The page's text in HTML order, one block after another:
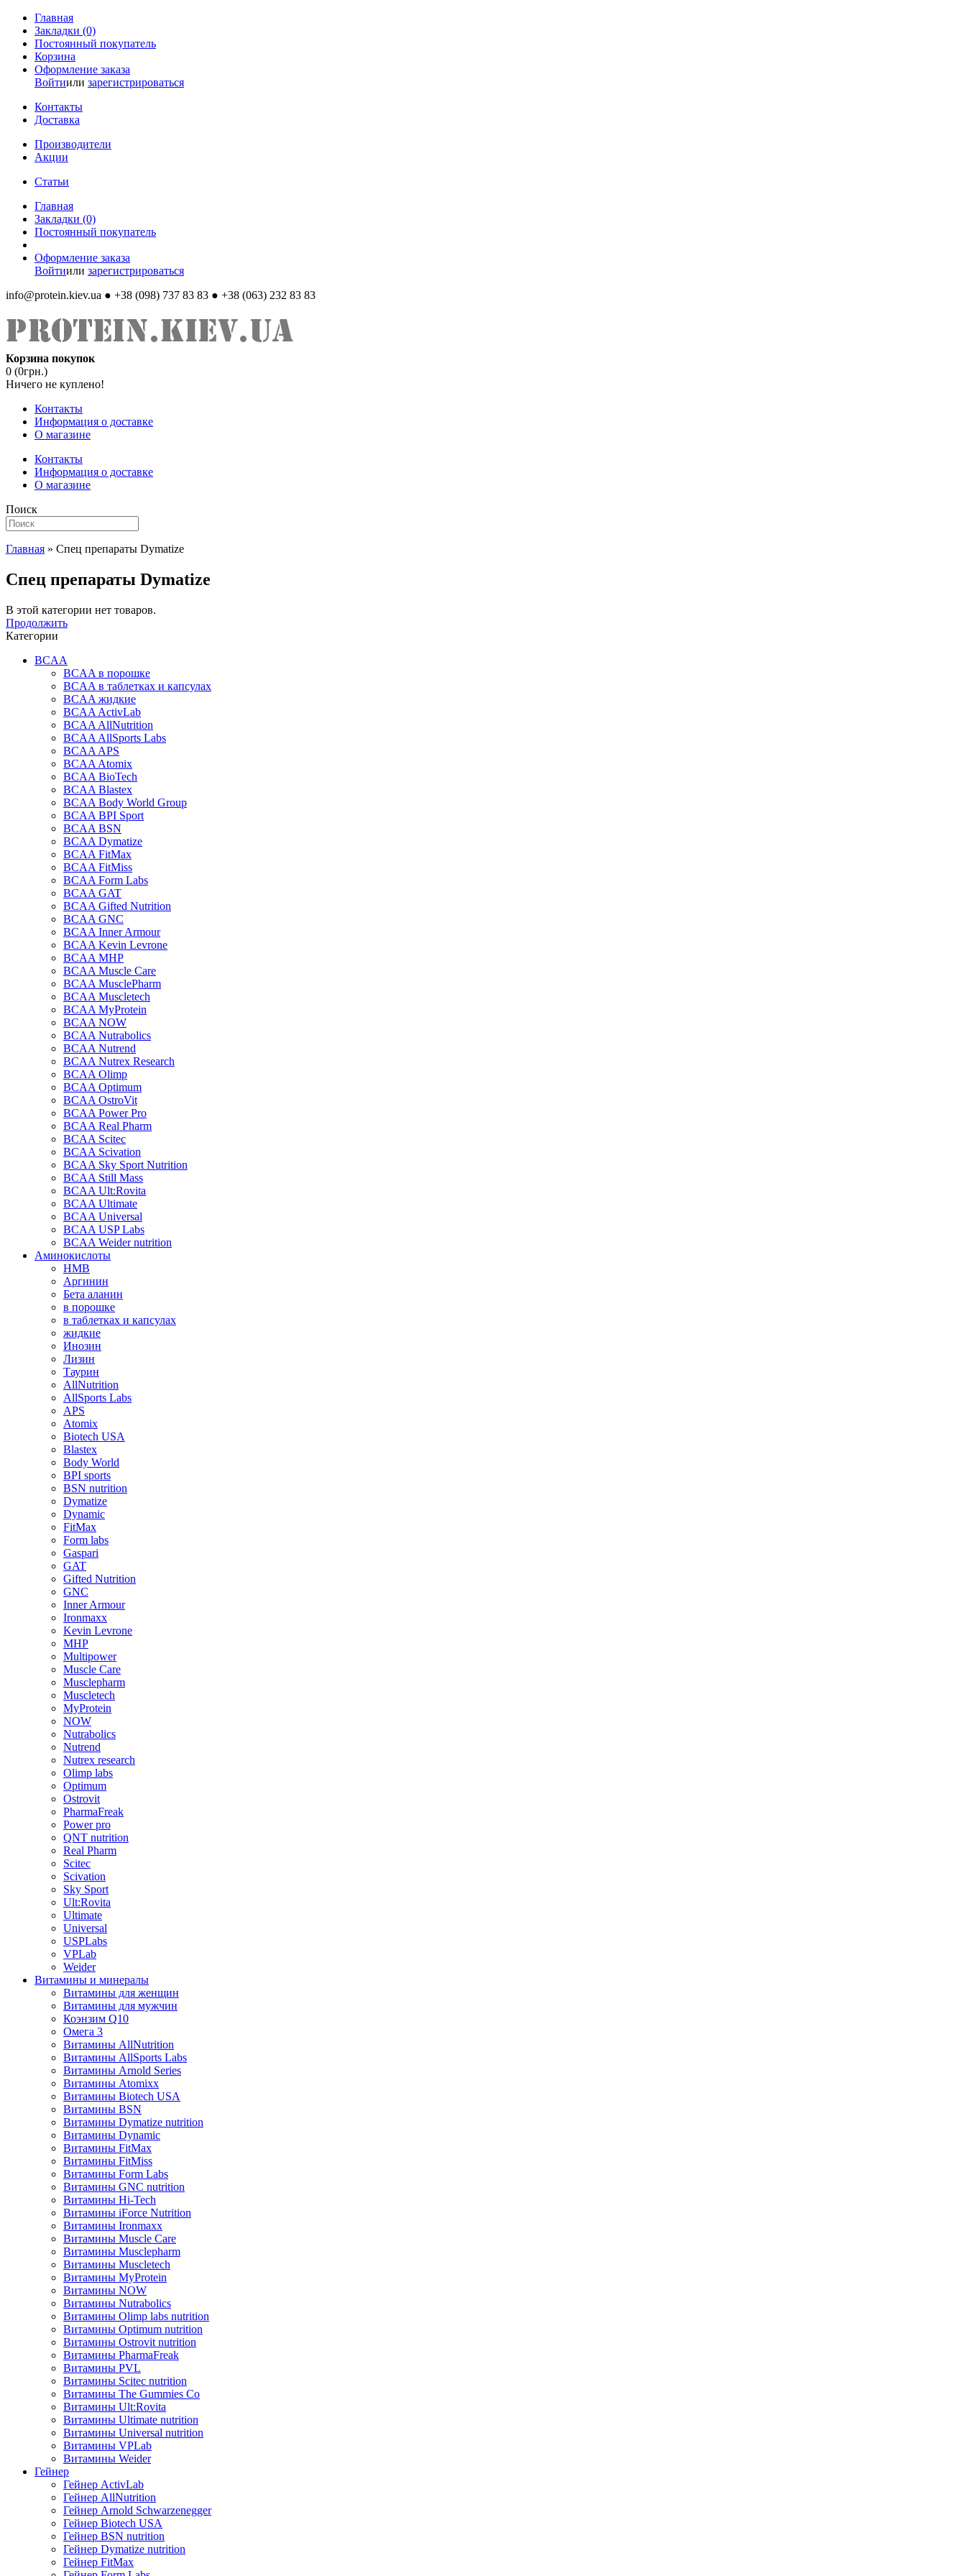
Главная
Закладки (0)
Постоянный покупатель
Корзина
Оформление заказа
Войтиили зарегистрироваться
Контакты
Доставка
Производители
Акции
Статьи
Главная
Закладки (0)
Постоянный покупатель
Оформление заказа
Войтиили зарегистрироваться
info@protein.kiev.ua ● +38 (098) 737 83 83 ● +38 (063) 232 83 83
Корзина покупок
0 (0грн.)
Ничего не куплено!
Контакты
Информация о доставке
О магазине
Контакты
Информация о доставке
О магазине
Поиск
Главная » Спец препараты Dymatize
Спец препараты Dymatize
В этой категории нет товаров.
Продолжить
Категории
BCAA
BCAA в порошке
BCAA в таблетках и капсулах
BCAA жидкие
BCAA ActivLab
BCAA AllNutrition
BCAA AllSports Labs
BCAA APS
BCAA Atomix
BCAA BioTech
BCAA Blastex
BCAA Body World Group
BCAA BPI Sport
BCAA BSN
BCAA Dymatize
BCAA FitMax
BCAA FitMiss
BCAA Form Labs
BCAA GAT
BCAA Gifted Nutrition
BCAA GNC
BCAA Inner Armour
BCAA Kevin Levrone
BCAA MHP
BCAA Muscle Care
BCAA MusclePharm
BCAA Muscletech
BCAA MyProtein
BCAA NOW
BCAA Nutrabolics
BCAA Nutrend
BCAA Nutrex Research
BCAA Olimp
BCAA Optimum
BCAA OstroVit
BCAA Power Pro
BCAA Real Pharm
BCAA Scitec
BCAA Scivation
BCAA Sky Sport Nutrition
BCAA Still Mass
BCAA Ult:Rovita
BCAA Ultimate
BCAA Universal
BCAA USP Labs
BCAA Weider nutrition
Аминокислоты
HMB
Аргинин
Бета аланин
в порошке
в таблетках и капсулах
жидкие
Инозин
Лизин
Таурин
AllNutrition
AllSports Labs
APS
Atomix
Biotech USA
Blastex
Body World
BPI sports
BSN nutrition
Dymatize
Dynamic
FitMax
Form labs
Gaspari
GAT
Gifted Nutrition
GNC
Inner Armour
Ironmaxx
Kevin Levrone
MHP
Multipower
Muscle Care
Musclepharm
Muscletech
MyProtein
NOW
Nutrabolics
Nutrend
Nutrex research
Olimp labs
Optimum
Ostrovit
PharmaFreak
Power pro
QNT nutrition
Real Pharm
Scitec
Scivation
Sky Sport
Ult:Rovita
Ultimate
Universal
USPLabs
VPLab
Weider
Витамины и минералы
Витамины для женщин
Витамины для мужчин
Коэнзим Q10
Омега 3
Витамины AllNutrition
Витамины AllSports Labs
Витамины Arnold Series
Витамины Atomixx
Витамины Biotech USA
Витамины BSN
Витамины Dymatize nutrition
Витамины Dynamic
Витамины FitMax
Витамины FitMiss
Витамины Form Labs
Витамины GNC nutrition
Витамины Hi-Tech
Витамины iForce Nutrition
Витамины Ironmaxx
Витамины Muscle Care
Витамины Musclepharm
Витамины Muscletech
Витамины MyProtein
Витамины NOW
Витамины Nutrabolics
Витамины Olimp labs nutrition
Витамины Optimum nutrition
Витамины Ostrovit nutrition
Витамины PharmaFreak
Витамины PVL
Витамины Scitec nutrition
Витамины The Gummies Co
Витамины Ult:Rovita
Витамины Ultimate nutrition
Витамины Universal nutrition
Витамины VPLab
Витамины Weider
Гейнер
Гейнер ActivLab
Гейнер AllNutrition
Гейнер Arnold Schwarzenegger
Гейнер Biotech USA
Гейнер BSN nutrition
Гейнер Dymatize nutrition
Гейнер FitMax